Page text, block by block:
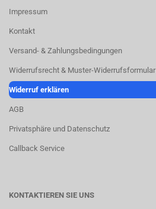
Impressum
Kontakt
Versand- & Zahlungsbedingungen
Widerrufsrecht & Muster-Widerrufsformular
Widerruf erklären
AGB
Privatsphäre und Datenschutz
Callback Service
KONTAKTIEREN SIE UNS